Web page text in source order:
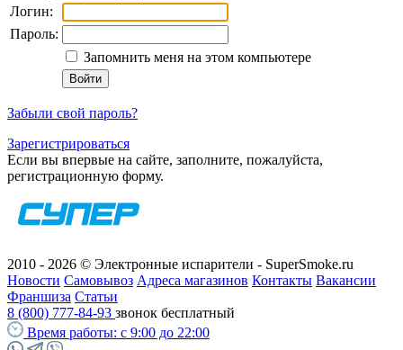
Логин:
Пароль:
Запомнить меня на этом компьютере
Забыли свой пароль?
Зарегистрироваться
Если вы впервые на сайте, заполните, пожалуйста,
регистрационную форму.
2010 - 2026 © Электронные испарители - SuperSmoke.ru
Новости Самовывоз Адреса магазинов Контакты Вакансии
Франшиза Статьи
8 (800) 777-84-93 звонок бесплатный
Время работы: с 9:00 до 22:00